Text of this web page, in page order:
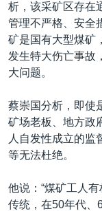
关注西藏
关注新疆
GEN Z 看美国
析，该采矿区存在
管理不严格、安全
矿是国有大型煤矿
发生特大伤亡事故
大问题。
蔡崇国分析，即使
矿场老板、地方政
人自发性成立的监
等无法杜绝。
他说：“煤矿工人
传统，在50年代、